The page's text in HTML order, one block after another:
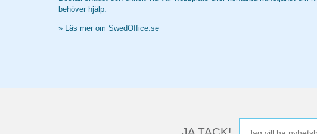
behöver hjälp.
» Läs mer om SwedOffice.se